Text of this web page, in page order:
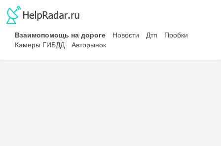
Взаимопомощь на дороге Новости Дтп
Пробки
Камеры ГИБДД
Авторынок